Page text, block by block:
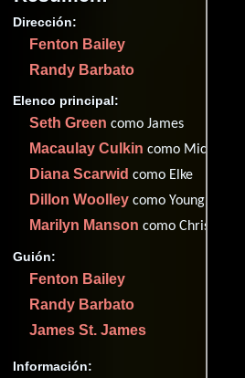
Dirección:
Fenton Bailey
Randy Barbato
Elenco principal:
Seth Green como James
Macaulay Culkin como Michael
Diana Scarwid como Elke
Dillon Woolley como Young James
Marilyn Manson como Christina
Guión:
Fenton Bailey
Randy Barbato
James St. James
Información: